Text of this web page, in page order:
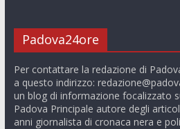
Padova24ore
Per contattare la redazione di
a questo indirizzo:
un blog di informazione focalizzato
Padova Principale autore degli
anni giornalista di cronaca nera e